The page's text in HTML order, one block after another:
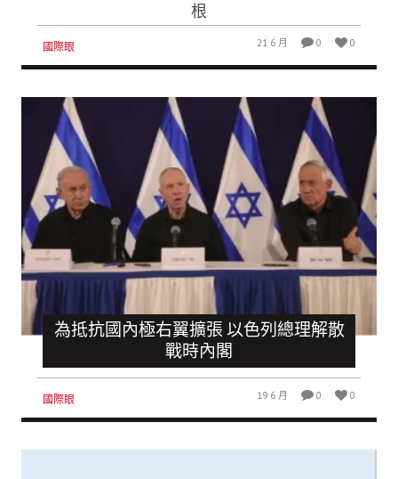
根
國際眼 21 6 月 0 0
為抵抗國內極右翼擴張 以色列總理解散
戰時內閣
國際眼 19 6 月 0 0